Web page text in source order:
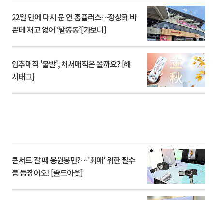
22일 만에 다시 문 연 홈플러스…정상화 바
쁜데 재고 없어 ‘발동동’[가보니]
입추매직 '불발', 처서매직은 올까요? [해
시태그]
콘서트 갈 때 응원봉만?⋯'최애' 위한 필수
품 등장이오! [솔드아웃]